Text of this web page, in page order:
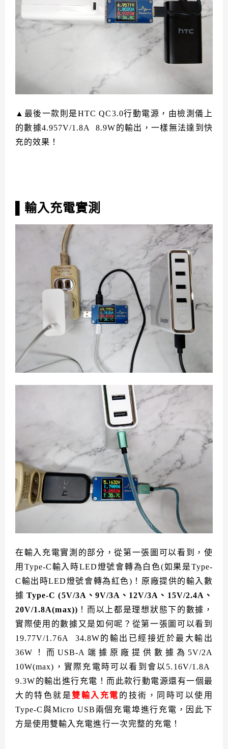
▲最後一款則是HTC QC3.0行動電源，由檢測儀上
的數據4.957V/1.8A 8.9W的輸出，一樣無法達到快
充的效果！
▌輸入充電實測
在輸入充電實測的部分，從第一張圖可以看到，使
用Type-C輸入時LED燈號會轉為白色(如果是Type-
C輸出時LED燈號會轉為紅色)！原廠提供的輸入數
據Type-C (5V/3A、9V/3A、12V/3A、15V/2.4A、
20V/1.8A(max)) ！而以上都是理想狀態下的數據，
實際使用的數據又是如何呢？從第一張圖可以看到
19.77V/1.76A 34.8W的輸出已經接近於最大輸出
36W！而USB-A端據原廠提供數據為5V/2A
10W(max)，實際充電時可以看到會以5.16V/1.8A
9.3W的輸出進行充電！而此款行動電源還有一個最
大的特色就是雙輸入充電 的技術，同時可以使用
Type-C與Micro USB兩個充電埠進行充電，因此下
方是使用雙輸入充電進行一次完整的充電！